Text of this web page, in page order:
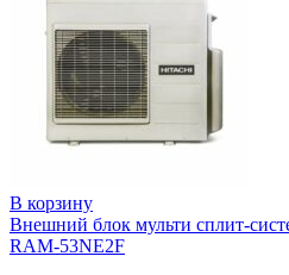
В корзину
Внешний блок мульти сплит-
RAM-53NE2F